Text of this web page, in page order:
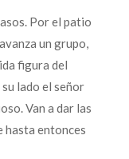
Por el patio
un grupo,
figura del
lado el señor
Van a dar las
hasta entonces